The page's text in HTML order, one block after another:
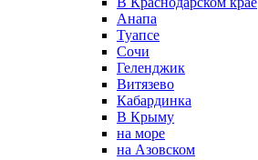
Анапа
Туапсе
Сочи
Геленджик
Витязево
Кабардинка
В Крыму
на море
на Азовском